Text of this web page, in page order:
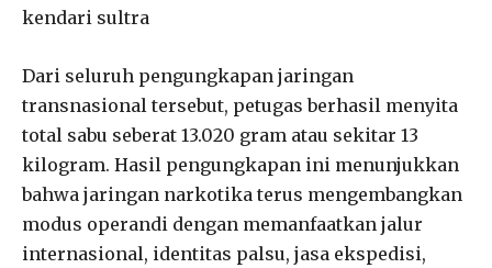
kendari sultra
Dari seluruh pengungkapan jaringan
transnasional tersebut, petugas berhasil menyita
total sabu seberat 13.020 gram atau sekitar 13
kilogram. Hasil pengungkapan ini menunjukkan
bahwa jaringan narkotika terus mengembangkan
modus operandi dengan memanfaatkan jalur
internasional, identitas palsu, jasa ekspedisi,